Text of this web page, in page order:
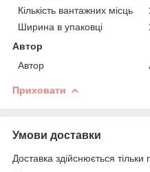
Кількість вантажних місць
Ширина в упаковці
Автор
Автор
Приховати
Умови доставки
Доставка здійснюється тільки